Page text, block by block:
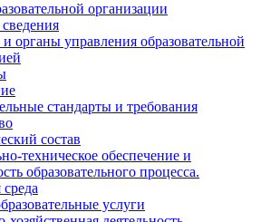
организации
органы управления образовательной
стандарты и требования
состав
техническое обеспечение и
образовательного процесса.
услуги